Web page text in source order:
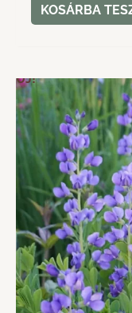
KOSÁRBA
ÚJ!